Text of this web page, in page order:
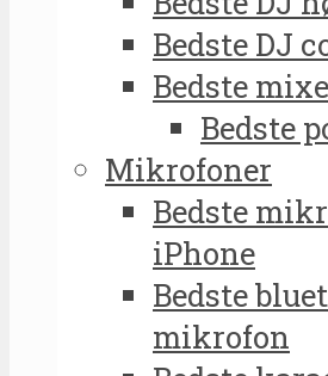
Bedste DJ
Bedste
Bedste
Mikrofoner
Bedste
iPhone
Bedste
mikrofon